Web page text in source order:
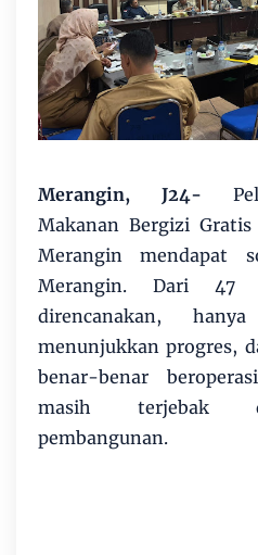
Merangin, J24-
Makanan Bergizi
Merangin mendapat
Merangin. Dari 47
direncanakan,
menunjukkan progres,
benar-benar
masih terjebak
pembangunan.